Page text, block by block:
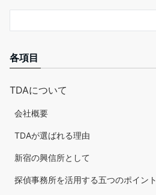
各項目
TDAについて
会社概要
TDAが選ばれる理由
新宿の興信所として
探偵事務所を活用する五つのポイント